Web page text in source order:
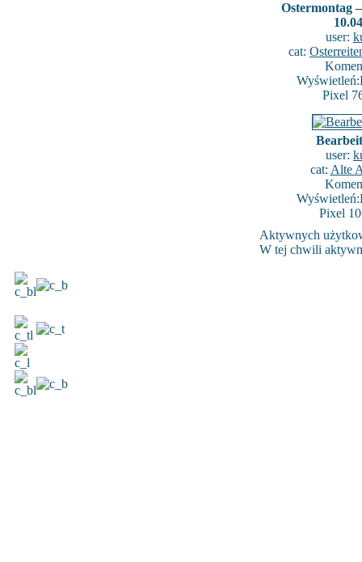
Ostermontag
user:
cat:
Pixel
user:
cat: Alte
Pixel
Aktywnych
W tej chwili